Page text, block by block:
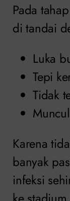
Pada
di tandai
Luka
Tepi
Tidak
Karena
banyak
infeksi